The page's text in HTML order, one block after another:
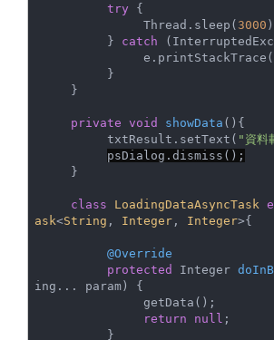
try {
               Thread.sleep(
3000
          }
catch
private void showData () {
          txtResult.setText(
"資料
psDialog.dismiss();
class LoadingDataAsyncTask
ask<String , Integer, Integer>{
@Override
protected Integer
ing... param)
{
return
null ;